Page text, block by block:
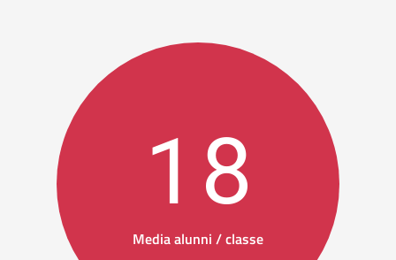
18
Media alunni / classe